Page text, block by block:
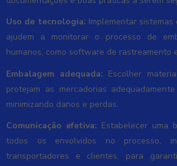
Uso de tecnologia: Implementar
ajudem a monitorar o processo de
humanos, como software de rastreamento
Embalagem adequada: Escolher
protejam as mercadorias
minimizando danos e perdas.
Comunicação efetiva: Estabelecer uma
todos os envolvidos no processo,
transportadores e clientes, para